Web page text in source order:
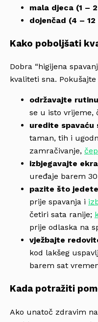
mala djeca (1 –
dojenčad (4 –
Kako poboljšati
Dobra “higijena
kvaliteti sna.
održavajte rutinu
se u isto vrijeme,
uredite spavaću
taman, tih i
zamračivanje,
izbjegavajte
uređaje barem
pazite što
prije spavanja i
četiri sata ranije;
prije odlaska na
vježbajte
kod lakšeg
barem sat
Kada potražiti
Ako unatoč zdravim